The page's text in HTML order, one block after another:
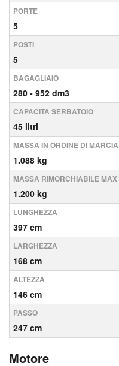
PORTE
5
POSTI
5
BAGAGLIAIO
280 - 952 dm3
CAPACITÀ SERBATOIO
45 litri
MASSA IN ORDINE DI MARCIA
1.088 kg
MASSA RIMORCHIABILE MAX
1.200 kg
LUNGHEZZA
397 cm
LARGHEZZA
168 cm
ALTEZZA
146 cm
PASSO
247 cm
Motore